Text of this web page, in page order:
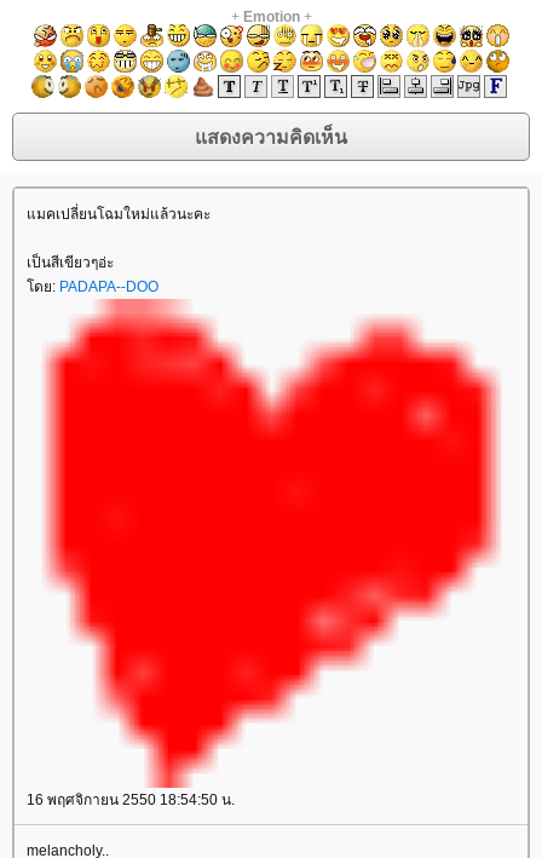
+ Emotion+
มคเปลี่ยนโฉมใหม่แล้วนะคะ
เป็นสีเขียวๆอ่ะ
ดย: PADAPA--DOO
16 พฤศจิกายน 2550 18:54:50 น.
melancholy..